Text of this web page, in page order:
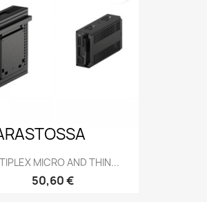
MICRO AND THIN...
Hinta
50,60 €